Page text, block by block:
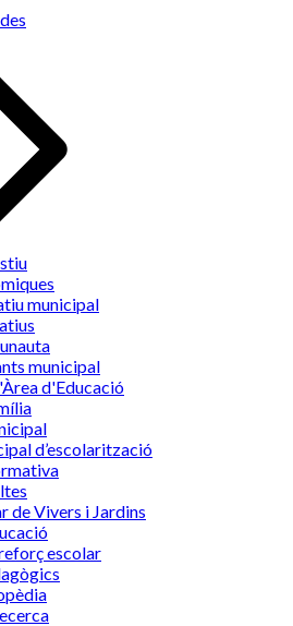
municipal
municipal
d'Educació
d’escolarització
de Vivers i Jardins
escolar